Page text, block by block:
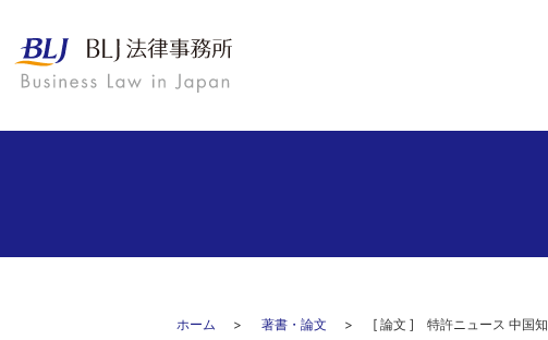
ホーム 著書・論文 [ 論文 ] 特許ニュース 中国